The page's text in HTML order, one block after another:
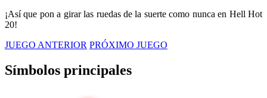
¡Así que pon a girar las ruedas de la suerte como nunca en Hell Hot
20!
JUEGO ANTERIOR PRÓXIMO JUEGO
Símbolos principales